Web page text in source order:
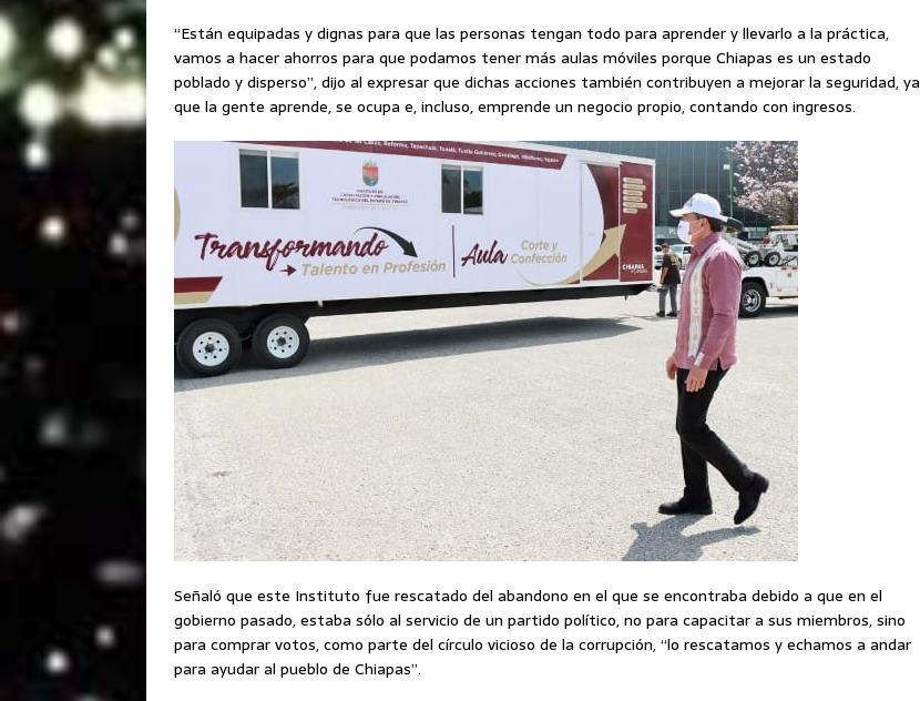
“Están equipadas y dignas para que las personas tengan todo para aprender y llevarlo a la práctica,
vamos a hacer ahorros para que podamos tener más aulas móviles porque Chiapas es un estado
poblado y disperso”, dijo al expresar que dichas acciones también contribuyen a mejorar la seguridad, ya
que la gente aprende, se ocupa e, incluso, emprende un negocio propio, contando con ingresos.
Señaló que este Instituto fue rescatado del abandono en el que se encontraba debido a que en el
gobierno pasado, estaba sólo al servicio de un partido político, no para capacitar a sus miembros, sino
para comprar votos, como parte del círculo vicioso de la corrupción, “lo rescatamos y echamos a andar
para ayudar al pueblo de Chiapas”.